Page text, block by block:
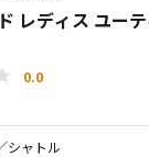
レディス ユー
0.0
シャトル